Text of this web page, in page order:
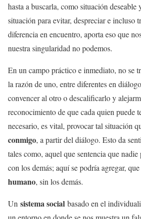
hasta a buscarla, como situación
situación para evitar, despreciar e incluso
diferencia en encuentro, aporta eso que
nuestra singularidad no podemos.
En un campo práctico e inmediato, no se
la razón de uno, entre diferentes en
convencer al otro o descalificarlo y
reconocimiento de que cada quien puede
necesario, es vital, provocar tal situación
conmigo, a partir del diálogo. Esto da
tales como, aquel que sentencia que
con los demás; aquí se podría agregar, que
humano, sin los demás.
Un sistema social basado en el